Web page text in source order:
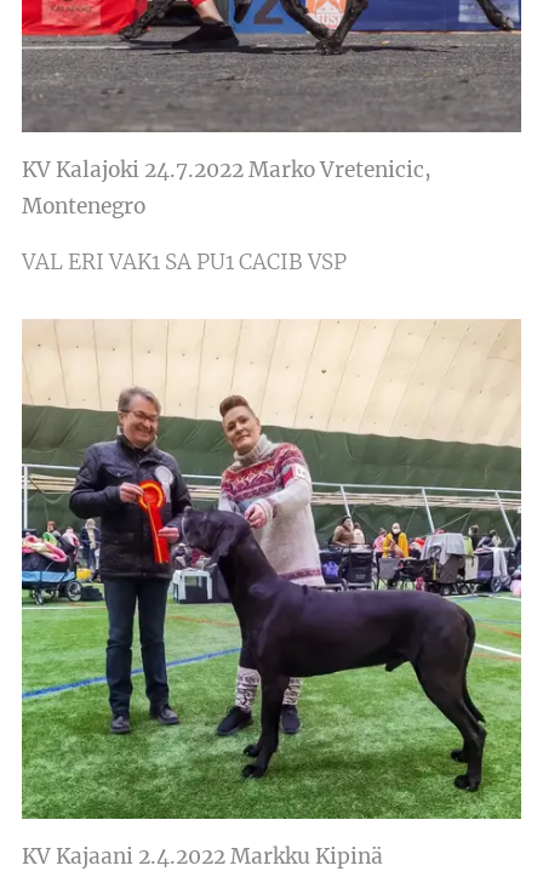
KV Kalajoki 24.7.2022Marko Vretenicic,
Montenegro
VAL ERI VAK1 SA PU1 CACIB VSP
KV Kajaani 2.4.2022 Markku Kipinä